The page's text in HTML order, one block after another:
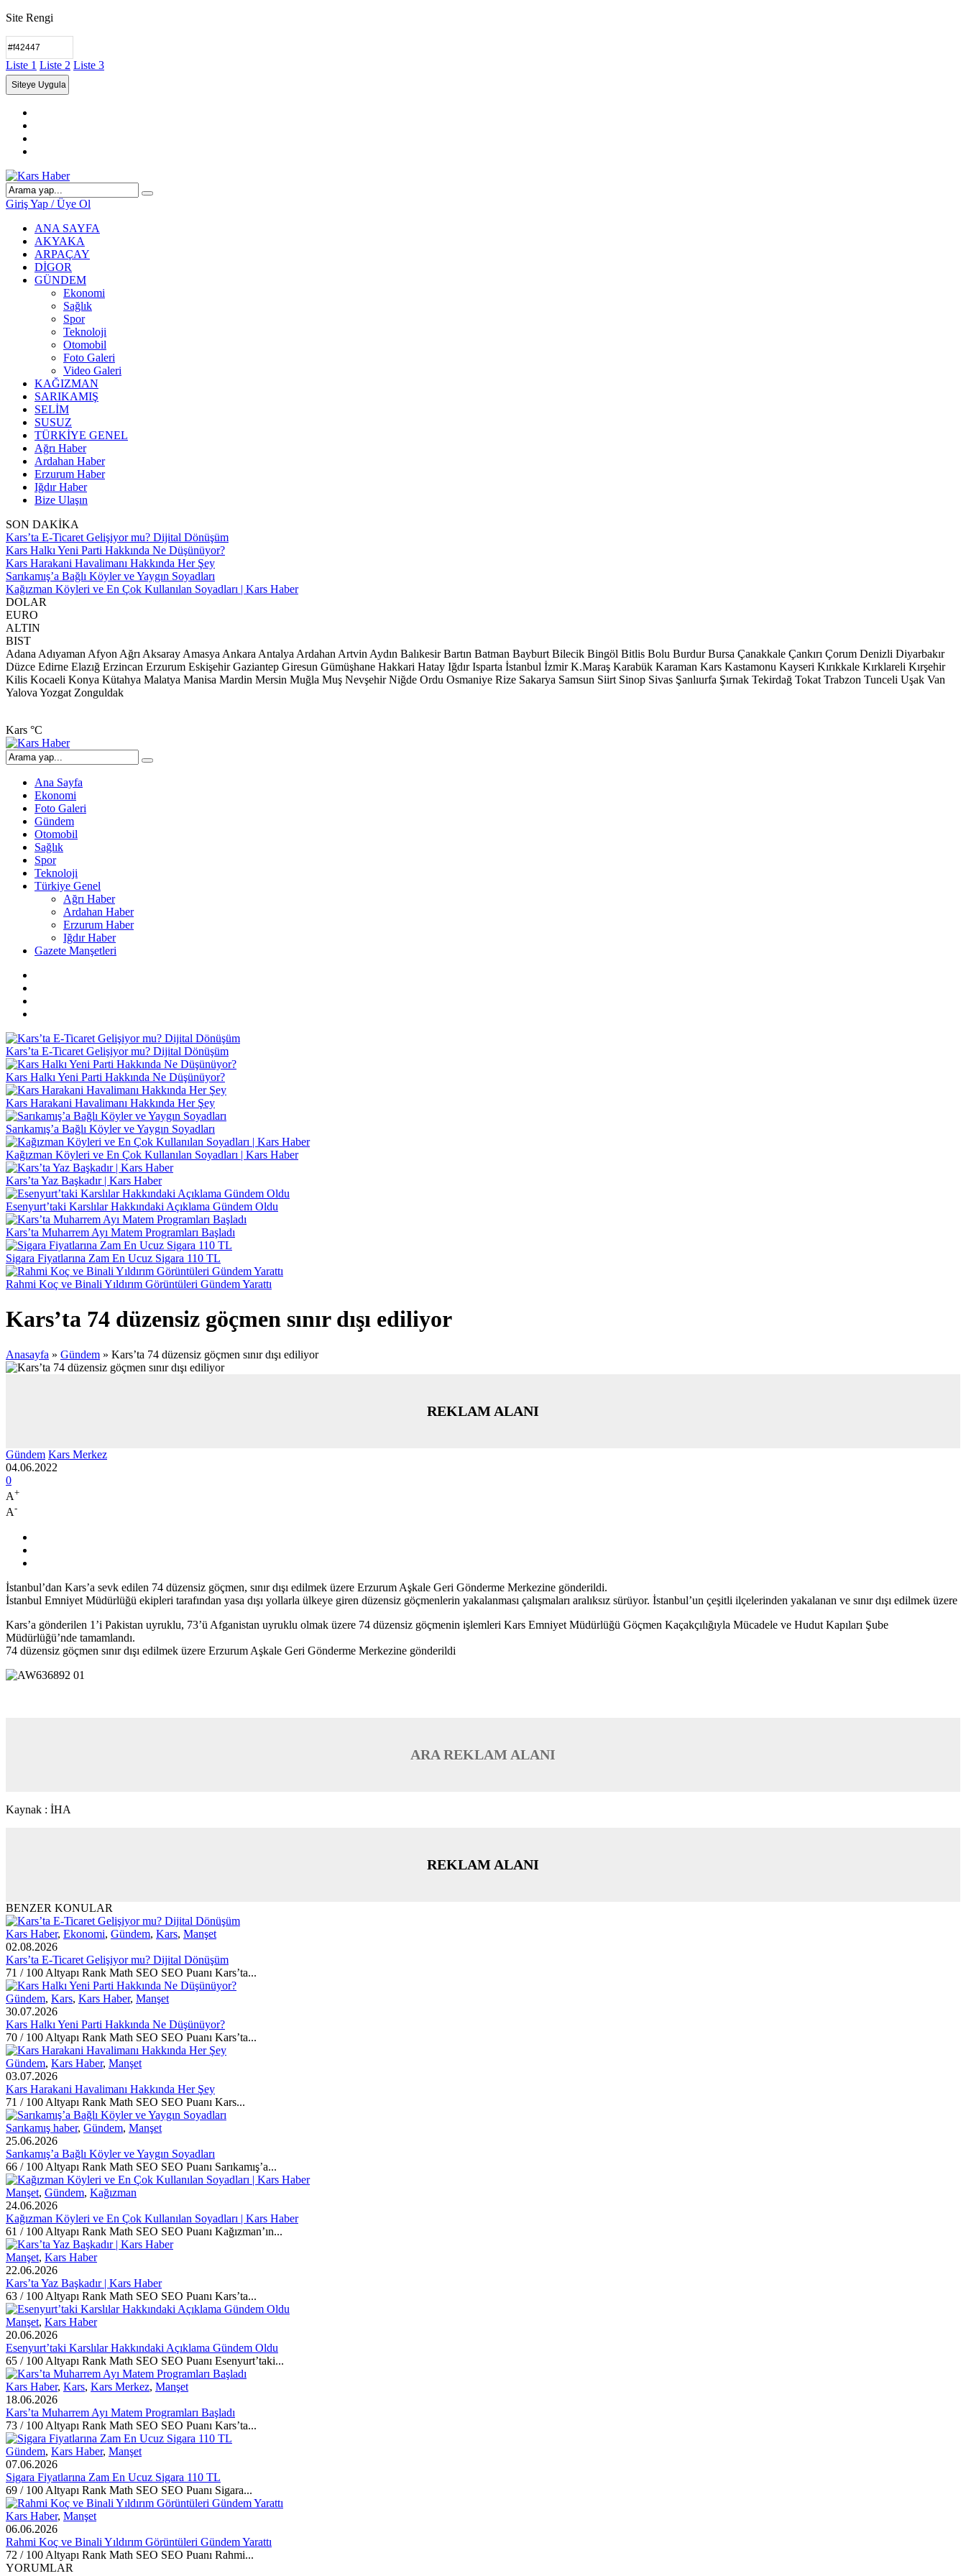
Site Rengi
Liste 1 Liste 2 Liste 3
Giriş Yap / Üye Ol
ANA SAYFA
AKYAKA
ARPAÇAY
DİGOR
GÜNDEM
Ekonomi
Sağlık
Spor
Teknoloji
Otomobil
Foto Galeri
Video Galeri
KAĞIZMAN
SARIKAMIŞ
SELİM
SUSUZ
TÜRKİYE GENEL
Ağrı Haber
Ardahan Haber
Erzurum Haber
Iğdır Haber
Bize Ulaşın
SON DAKİKA
Kars’ta E-Ticaret Gelişiyor mu? Dijital Dönüşüm
Kars Halkı Yeni Parti Hakkında Ne Düşünüyor?
Kars Harakani Havalimanı Hakkında Her Şey
Sarıkamış’a Bağlı Köyler ve Yaygın Soyadları
Kağızman Köyleri ve En Çok Kullanılan Soyadları | Kars Haber
DOLAR
EURO
ALTIN
BIST
Adana Adıyaman Afyon Ağrı Aksaray Amasya Ankara Antalya Ardahan Artvin Aydın Balıkesir Bartın Batman Bayburt Bilecik Bingöl Bitlis Bolu Burdur Bursa Çanakkale Çankırı Çorum Denizli Diyarbakır
Düzce Edirne Elazığ Erzincan Erzurum Eskişehir Gaziantep Giresun Gümüşhane Hakkari Hatay Iğdır Isparta İstanbul İzmir K.Maraş Karabük Karaman Kars Kastamonu Kayseri Kırıkkale Kırklareli Kırşehir
Kilis Kocaeli Konya Kütahya Malatya Manisa Mardin Mersin Muğla Muş Nevşehir Niğde Ordu Osmaniye Rize Sakarya Samsun Siirt Sinop Sivas Şanlıurfa Şırnak Tekirdağ Tokat Trabzon Tunceli Uşak Van
Yalova Yozgat Zonguldak
Kars °C
Ana Sayfa
Ekonomi
Foto Galeri
Gündem
Otomobil
Sağlık
Spor
Teknoloji
Türkiye Genel
Ağrı Haber
Ardahan Haber
Erzurum Haber
Iğdır Haber
Gazete Manşetleri
Kars’ta E-Ticaret Gelişiyor mu? Dijital Dönüşüm
Kars Halkı Yeni Parti Hakkında Ne Düşünüyor?
Kars Harakani Havalimanı Hakkında Her Şey
Sarıkamış’a Bağlı Köyler ve Yaygın Soyadları
Kağızman Köyleri ve En Çok Kullanılan Soyadları | Kars Haber
Kars’ta Yaz Başkadır | Kars Haber
Esenyurt’taki Karslılar Hakkındaki Açıklama Gündem Oldu
Kars’ta Muharrem Ayı Matem Programları Başladı
Sigara Fiyatlarına Zam En Ucuz Sigara 110 TL
Rahmi Koç ve Binali Yıldırım Görüntüleri Gündem Yarattı
Kars’ta 74 düzensiz göçmen sınır dışı ediliyor
Anasayfa » Gündem » Kars’ta 74 düzensiz göçmen sınır dışı ediliyor
REKLAM ALANI
Gündem Kars Merkez
04.06.2022
0
A+
A-
İstanbul’dan Kars’a sevk edilen 74 düzensiz göçmen, sınır dışı edilmek üzere Erzurum Aşkale Geri Gönderme Merkezine gönderildi.
İstanbul Emniyet Müdürlüğü ekipleri tarafından yasa dışı yollarla ülkeye giren düzensiz göçmenlerin yakalanması çalışmaları aralıksız sürüyor. İstanbul’un çeşitli ilçelerinden yakalanan ve sınır dışı edilmek üzere
Kars’a gönderilen 1’i Pakistan uyruklu, 73’ü Afganistan uyruklu olmak üzere 74 düzensiz göçmenin işlemleri Kars Emniyet Müdürlüğü Göçmen Kaçakçılığıyla Mücadele ve Hudut Kapıları Şube
Müdürlüğü’nde tamamlandı.
74 düzensiz göçmen sınır dışı edilmek üzere Erzurum Aşkale Geri Gönderme Merkezine gönderildi
ARA REKLAM ALANI
Kaynak : İHA
REKLAM ALANI
BENZER KONULAR
Kars Haber, Ekonomi, Gündem, Kars, Manşet
02.08.2026
Kars’ta E-Ticaret Gelişiyor mu? Dijital Dönüşüm
71 / 100 Altyapı Rank Math SEO SEO Puanı Kars’ta...
Gündem, Kars, Kars Haber, Manşet
30.07.2026
Kars Halkı Yeni Parti Hakkında Ne Düşünüyor?
70 / 100 Altyapı Rank Math SEO SEO Puanı Kars’ta...
Gündem, Kars Haber, Manşet
03.07.2026
Kars Harakani Havalimanı Hakkında Her Şey
71 / 100 Altyapı Rank Math SEO SEO Puanı Kars...
Sarıkamış haber, Gündem, Manşet
25.06.2026
Sarıkamış’a Bağlı Köyler ve Yaygın Soyadları
66 / 100 Altyapı Rank Math SEO SEO Puanı Sarıkamış’a...
Manşet, Gündem, Kağızman
24.06.2026
Kağızman Köyleri ve En Çok Kullanılan Soyadları | Kars Haber
61 / 100 Altyapı Rank Math SEO SEO Puanı Kağızman’ın...
Manşet, Kars Haber
22.06.2026
Kars’ta Yaz Başkadır | Kars Haber
63 / 100 Altyapı Rank Math SEO SEO Puanı Kars’ta...
Manşet, Kars Haber
20.06.2026
Esenyurt’taki Karslılar Hakkındaki Açıklama Gündem Oldu
65 / 100 Altyapı Rank Math SEO SEO Puanı Esenyurt’taki...
Kars Haber, Kars, Kars Merkez, Manşet
18.06.2026
Kars’ta Muharrem Ayı Matem Programları Başladı
73 / 100 Altyapı Rank Math SEO SEO Puanı Kars’ta...
Gündem, Kars Haber, Manşet
07.06.2026
Sigara Fiyatlarına Zam En Ucuz Sigara 110 TL
69 / 100 Altyapı Rank Math SEO SEO Puanı Sigara...
Kars Haber, Manşet
06.06.2026
Rahmi Koç ve Binali Yıldırım Görüntüleri Gündem Yarattı
72 / 100 Altyapı Rank Math SEO SEO Puanı Rahmi...
YORUMLAR